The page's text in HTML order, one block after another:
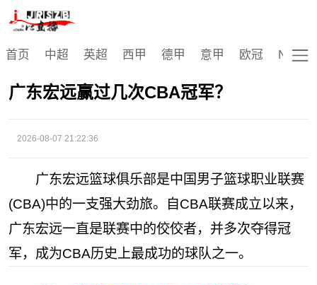
首页 中超 英超 西甲 德甲 意甲 欧冠 NBA
广东宏远赢过几次CBA冠军？
2026-08-07 21:22:36
广东宏远篮球俱乐部是中国男子篮球职业联赛
(CBA)中的一支强大劲旅。自CBA联赛成立以来，
广东宏远一直是联赛中的佼佼者，并多次夺得冠
军，成为CBA历史上最成功的球队之一。